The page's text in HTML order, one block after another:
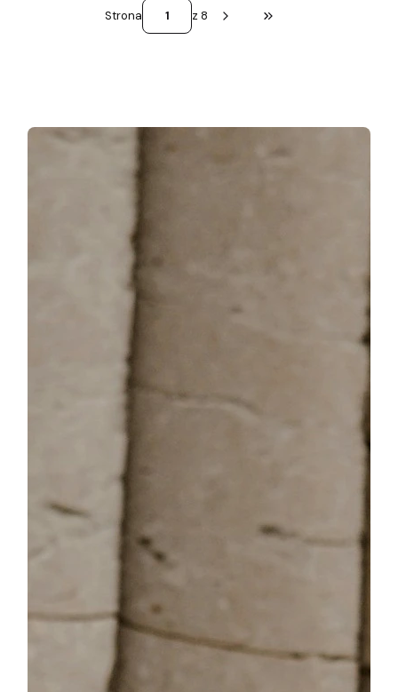
Strona z 8 Przejdź do ostatniej